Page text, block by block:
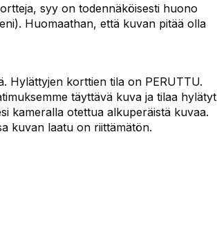
syy on todennäköisesti huono
Huomaathan, että kuvan pitää olla
Hylättyjen korttien tila on PERUTTU.
täyttävä kuva ja tilaa hylätyt
kameralla otettua alkuperäistä kuvaa.
kuvan laatu on riittämätön.